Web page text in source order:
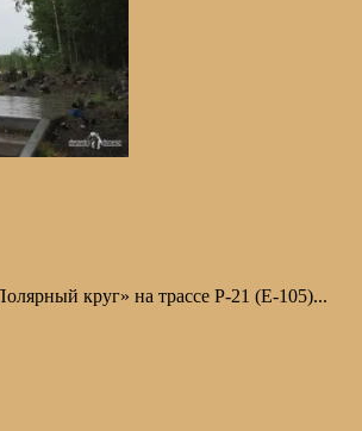
круг» на трассе Р-21 (Е-105)...